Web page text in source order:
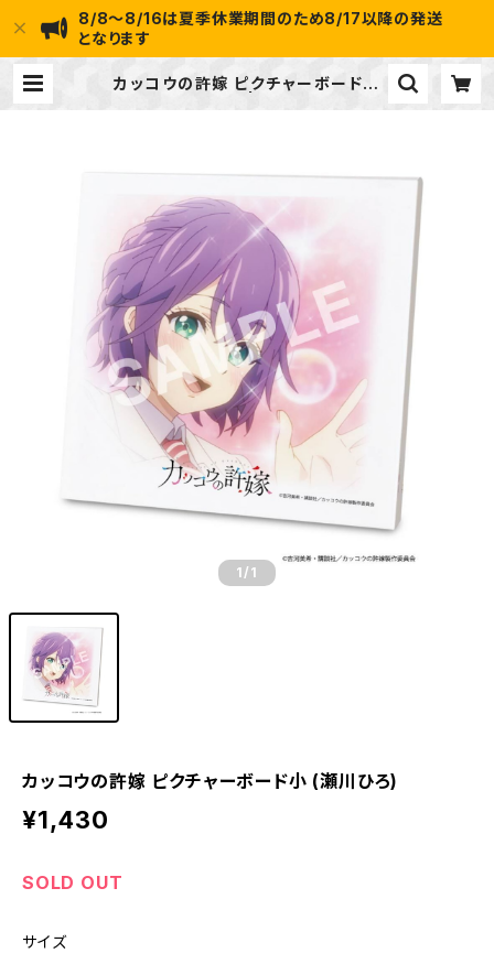
8/8～8/16は夏季休業期間のため8/17以降の発送
となります
カッコウの許嫁 ピクチャーボード小
1 /1
カッコウの許嫁 ピクチャーボード小 (瀬川ひろ)
¥1,430
SOLD OUT
サイズ